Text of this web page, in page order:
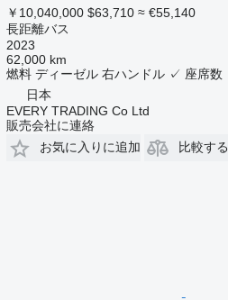
￥10,040,000 $63,710 ≈ €55,140
長距離バス
2023
62,000 km
燃料 ディーゼル 右ハンドル ✓ 座席数
日本
EVERY TRADING Co Ltd
販売会社に連絡
お気に入りに追加
比較する